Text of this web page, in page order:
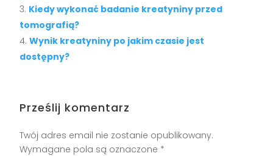
Kiedy wykonać badanie kreatyniny przed
tomografią?
Wynik kreatyniny po jakim czasie jest
dostępny?
Prześlij komentarz
Twój adres email nie zostanie opublikowany.
Wymagane pola są oznaczone *